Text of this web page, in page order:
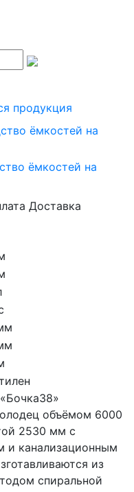
продукция
ёмкостей на
ёмкостей на
Доставка
объёмом 6000
2530 мм с
и канализационным
из
спиральной